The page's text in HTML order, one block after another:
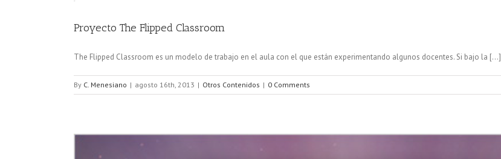
Proyecto The Flipped Classroom
The Flipped Classroom es un modelo de trabajo en el aula con el que están experimentando algunos docentes. Si bajo la [...]
By C. Menesiano | agosto 16th, 2013 | Otros Contenidos | 0 Comments